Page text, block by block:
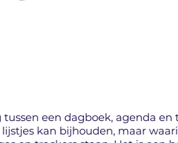
een dagboek, agenda en
kan bijhouden, maar